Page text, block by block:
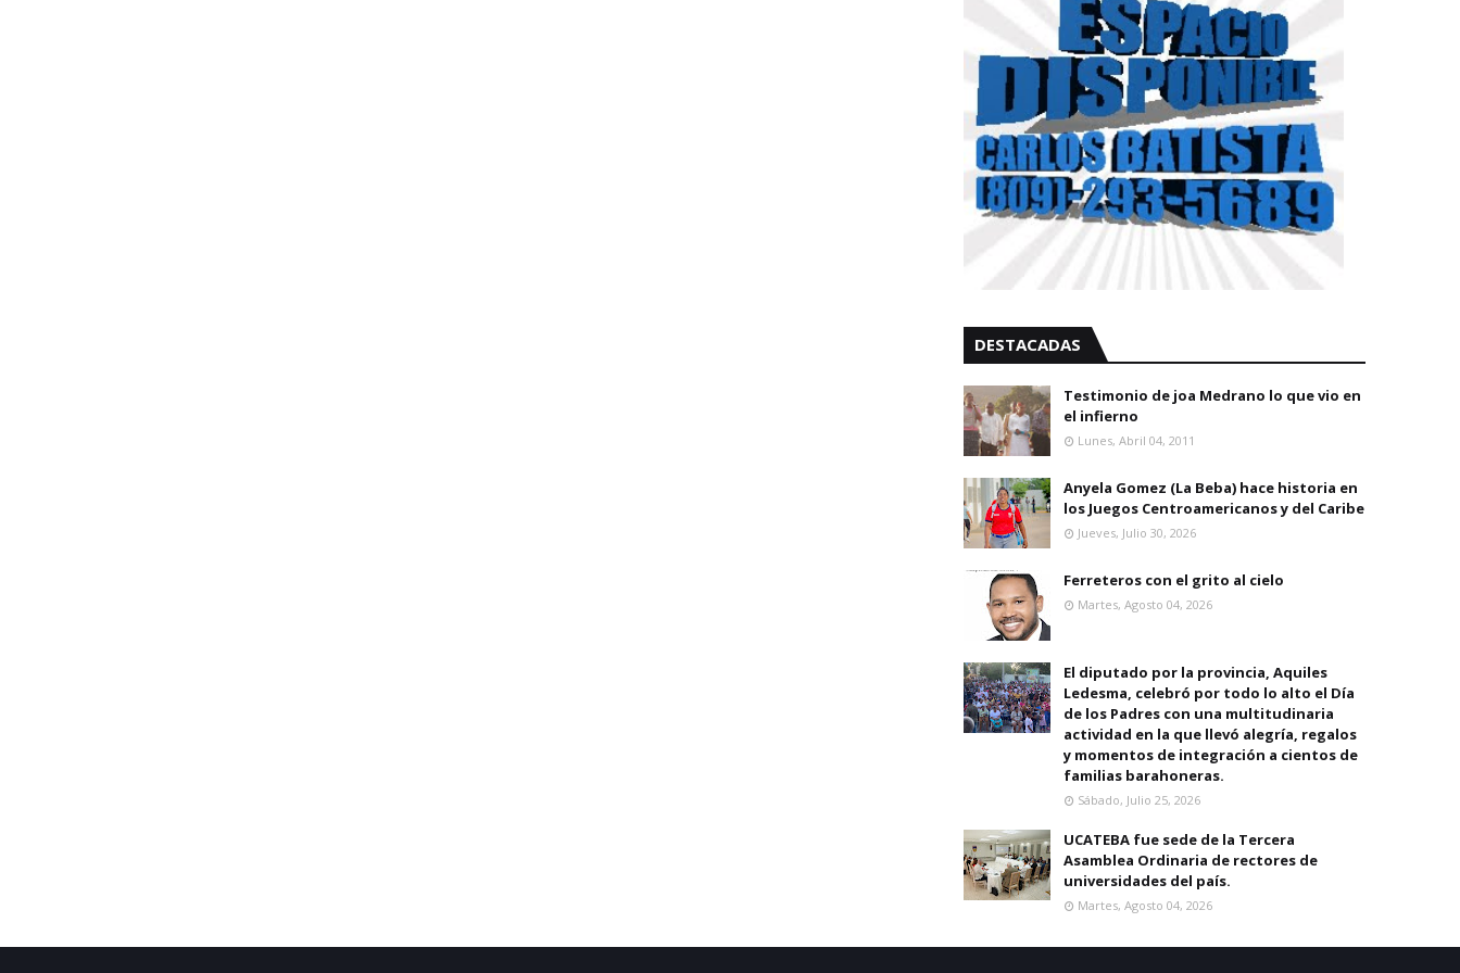
DESTACADAS
Testimonio de joa Medrano lo que vio en
el infierno
Lunes, Abril 04, 2011
Anyela Gomez (La Beba) hace historia en
los Juegos Centroamericanos y del Caribe
Jueves, Julio 30, 2026
Ferreteros con el grito al cielo
Martes, Agosto 04, 2026
El diputado por la provincia, Aquiles
Ledesma, celebró por todo lo alto el Día
de los Padres con una multitudinaria
actividad en la que llevó alegría, regalos
y momentos de integración a cientos de
familias barahoneras.
Sábado, Julio 25, 2026
UCATEBA fue sede de la Tercera
Asamblea Ordinaria de rectores de
universidades del país.
Martes, Agosto 04, 2026